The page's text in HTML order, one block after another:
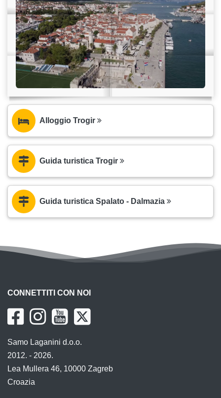
Alloggio Trogir
Guida turistica Trogir
Guida turistica Spalato - Dalmazia
CONNETTITI CON NOI
Samo Laganini d.o.o.
2012. - 2026.
Lea Mullera 46, 10000 Zagreb
Croazia